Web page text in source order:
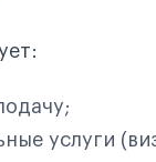
услуги